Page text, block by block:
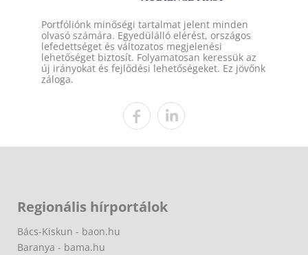
Portfóliónk minőségi tartalmat jelent minden
olvasó számára. Egyedülálló elérést, országos
lefedettséget és változatos megjelenési
lehetőséget biztosít. Folyamatosan keressük az
új irányokat és fejlődési lehetőségeket. Ez jövőnk
záloga.
Regionális hírportálok
Bács-Kiskun - baon.hu
Baranya - bama.hu